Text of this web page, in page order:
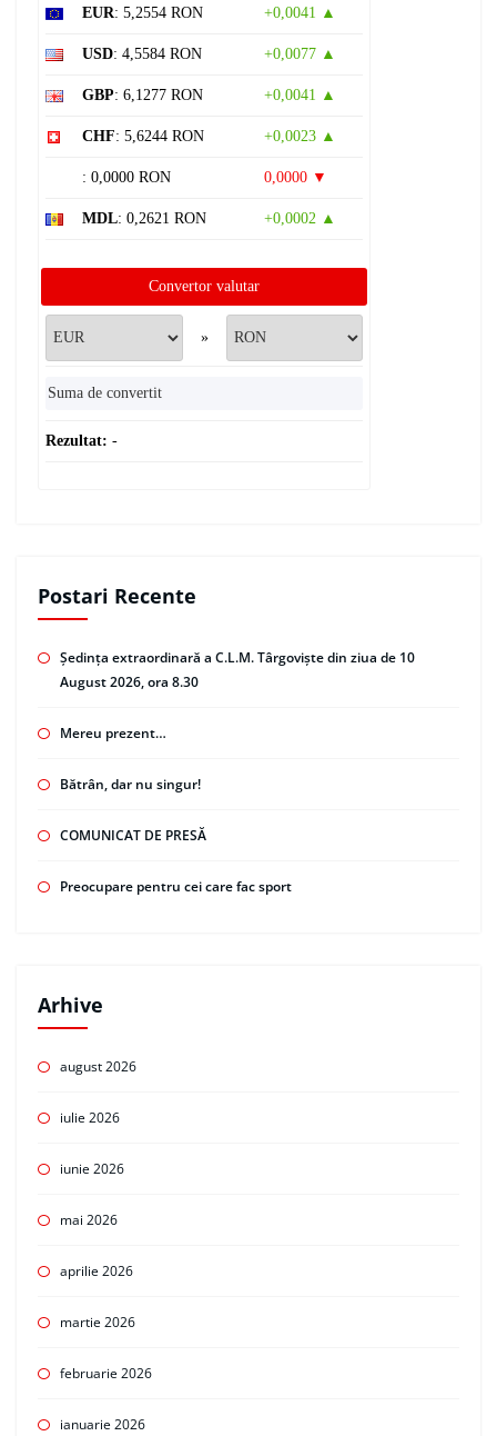
EUR: 5,2554 RON +0,0041 ▲
USD: 4,5584 RON +0,0077 ▲
GBP: 6,1277 RON +0,0041 ▲
CHF: 5,6244 RON +0,0023 ▲
: 0,0000 RON 0,0000 ▼
MDL: 0,2621 RON +0,0002 ▲
Convertor valutar
»
Rezultat: -
Postari Recente
Ședința extraordinară a C.L.M. Târgoviște din ziua de 10
August 2026, ora 8.30
Mereu prezent…
Bătrân, dar nu singur!
COMUNICAT DE PRESĂ
Preocupare pentru cei care fac sport
Arhive
august 2026
iulie 2026
iunie 2026
mai 2026
aprilie 2026
martie 2026
februarie 2026
ianuarie 2026